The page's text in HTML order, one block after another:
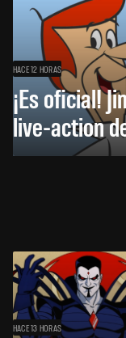
HACE 12 HORAS
¡Es oficial!
live-action
HACE 13 HORAS